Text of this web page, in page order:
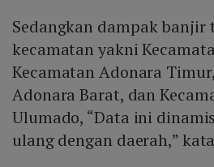
Sedangkan dampak banjir
kecamatan yakni
Kecamatan Adonara
Adonara Barat, dan
Ulumado, “Data ini
ulang dengan daerah,”